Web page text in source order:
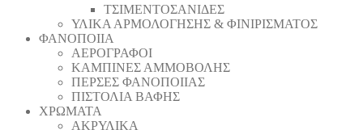
ΤΣΙΜΕΝΤΟΣΑΝΙΔΕΣ
ΥΛΙΚΑ ΑΡΜΟΛΟΓΗΣΗΣ & ΦΙΝΙΡΙΣΜΑΤΟΣ
ΦΑΝΟΠΟΙΙΑ
ΑΕΡΟΓΡΑΦΟΙ
ΚΑΜΠΙΝΕΣ ΑΜΜΟΒΟΛΗΣ
ΠΕΡΣΕΣ ΦΑΝΟΠΟΙΙΑΣ
ΠΙΣΤΟΛΙΑ ΒΑΦΗΣ
ΧΡΩΜΑΤΑ
ΑΚΡΥΛΙΚΑ